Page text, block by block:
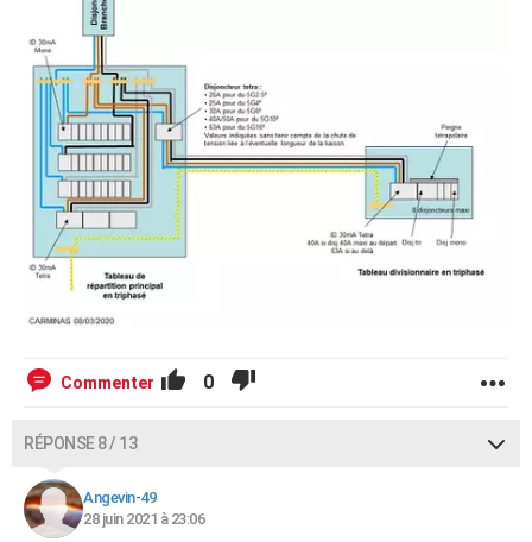
Commenter 0
RÉPONSE 8 / 13
Angevin-49
28 juin 2021 à 23:06